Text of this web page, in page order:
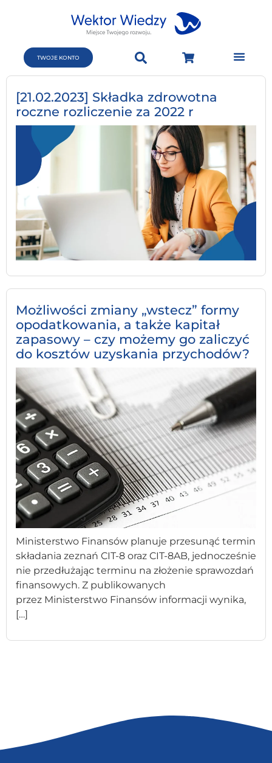
TWOJE KONTO
[21.02.2023] Składka zdrowotna
roczne rozliczenie za 2022 r
Możliwości zmiany „wstecz” formy
opodatkowania, a także kapitał
zapasowy – czy możemy go zaliczyć
do kosztów uzyskania przychodów?
Ministerstwo Finansów planuje przesunąć termin
składania zeznań CIT-8 oraz CIT-8AB, jednocześnie
nie przedłużając terminu na złożenie sprawozdań
finansowych. Z publikowanych
przez Ministerstwo Finansów informacji wynika,
[…]